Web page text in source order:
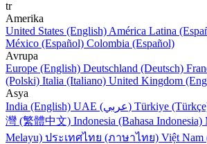
tr
Amerika
United States (English) América Latina
México (Español) Colombia (Español)
Avrupa
Europe (English) Deutschland (Deutsch)
(Polski) Italia (Italiano) United Kingdom
Asya
India (English)
UAE (عربي) Türkiye
灣 (繁體中文) Indonesia (Bahasa Indonesia)
Melayu) ประเทศไทย (ภาษาไทย) Việt Nam